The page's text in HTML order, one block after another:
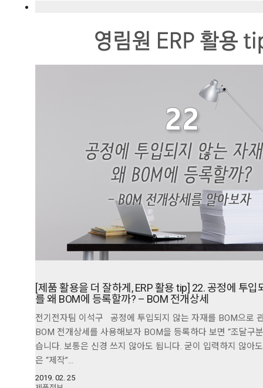
[제품 활용을 더 잘하게, ERP 활용 tip] 22. 공정에 투입
를 왜 BOM에 등록할까? – BOM 전개상세
전기전자팀 이석구 공정에 투입되지 않는 자재를 BOM으로
BOM 전개상세를 사용해보자 BOM을 등록하다 보면 “조달구
습니다. 보통은 신경 쓰지 않아도 됩니다. 굳이 입력하지 않아
은 “제작”…
2019. 02. 25